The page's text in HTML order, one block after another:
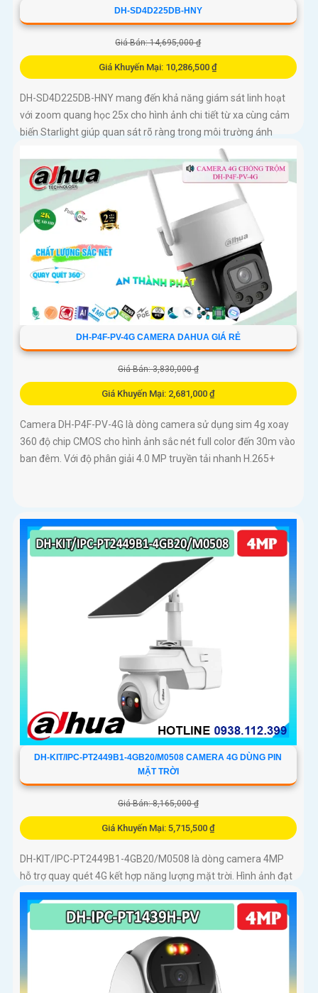
DH-SD4D225DB-HNY
Giá Bán: 14,695,000 ₫
Giá Khuyến Mại: 10,286,500 ₫
DH-SD4D225DB-HNY mang đến khả năng giám sát linh hoạt
với zoom quang học 25x cho hình ảnh chi tiết từ xa cùng cảm
biến Starlight giúp quan sát rõ ràng trong môi trường ánh
sáng yếu Tầm nhìn hồng ngoại đạt đến 100m và đèn ánh sáng
ấm 50m giúp hình ảnh ban đêm luôn sắc nét Camera hỗ trợ
chống nước IP67 cùng tốc độ khung hình 30fps@1080p ổn
định
DH-P4F-PV-4G CAMERA DAHUA GIÁ RẺ
Giá Bán: 3,830,000 ₫
Giá Khuyến Mại: 2,681,000 ₫
Camera DH-P4F-PV-4G là dòng camera sử dụng sim 4g xoay
360 độ chip CMOS cho hình ảnh sắc nét full color đến 30m vào
ban đêm. Với độ phân giải 4.0 MP truyền tải nhanh H.265+
DH-KIT/IPC-PT2449B1-4GB20/M0508 CAMERA 4G DÙNG PIN
MẶT TRỜI
Giá Bán: 8,165,000 ₫
Giá Khuyến Mại: 5,715,500 ₫
DH-KIT/IPC-PT2449B1-4GB20/M0508 là dòng camera 4MP
hỗ trợ quay quét 4G kết hợp năng lượng mặt trời. Hình ảnh đạt
chuẩn Ultra 2K+, ống kính 3. 6mm góc rộng 78